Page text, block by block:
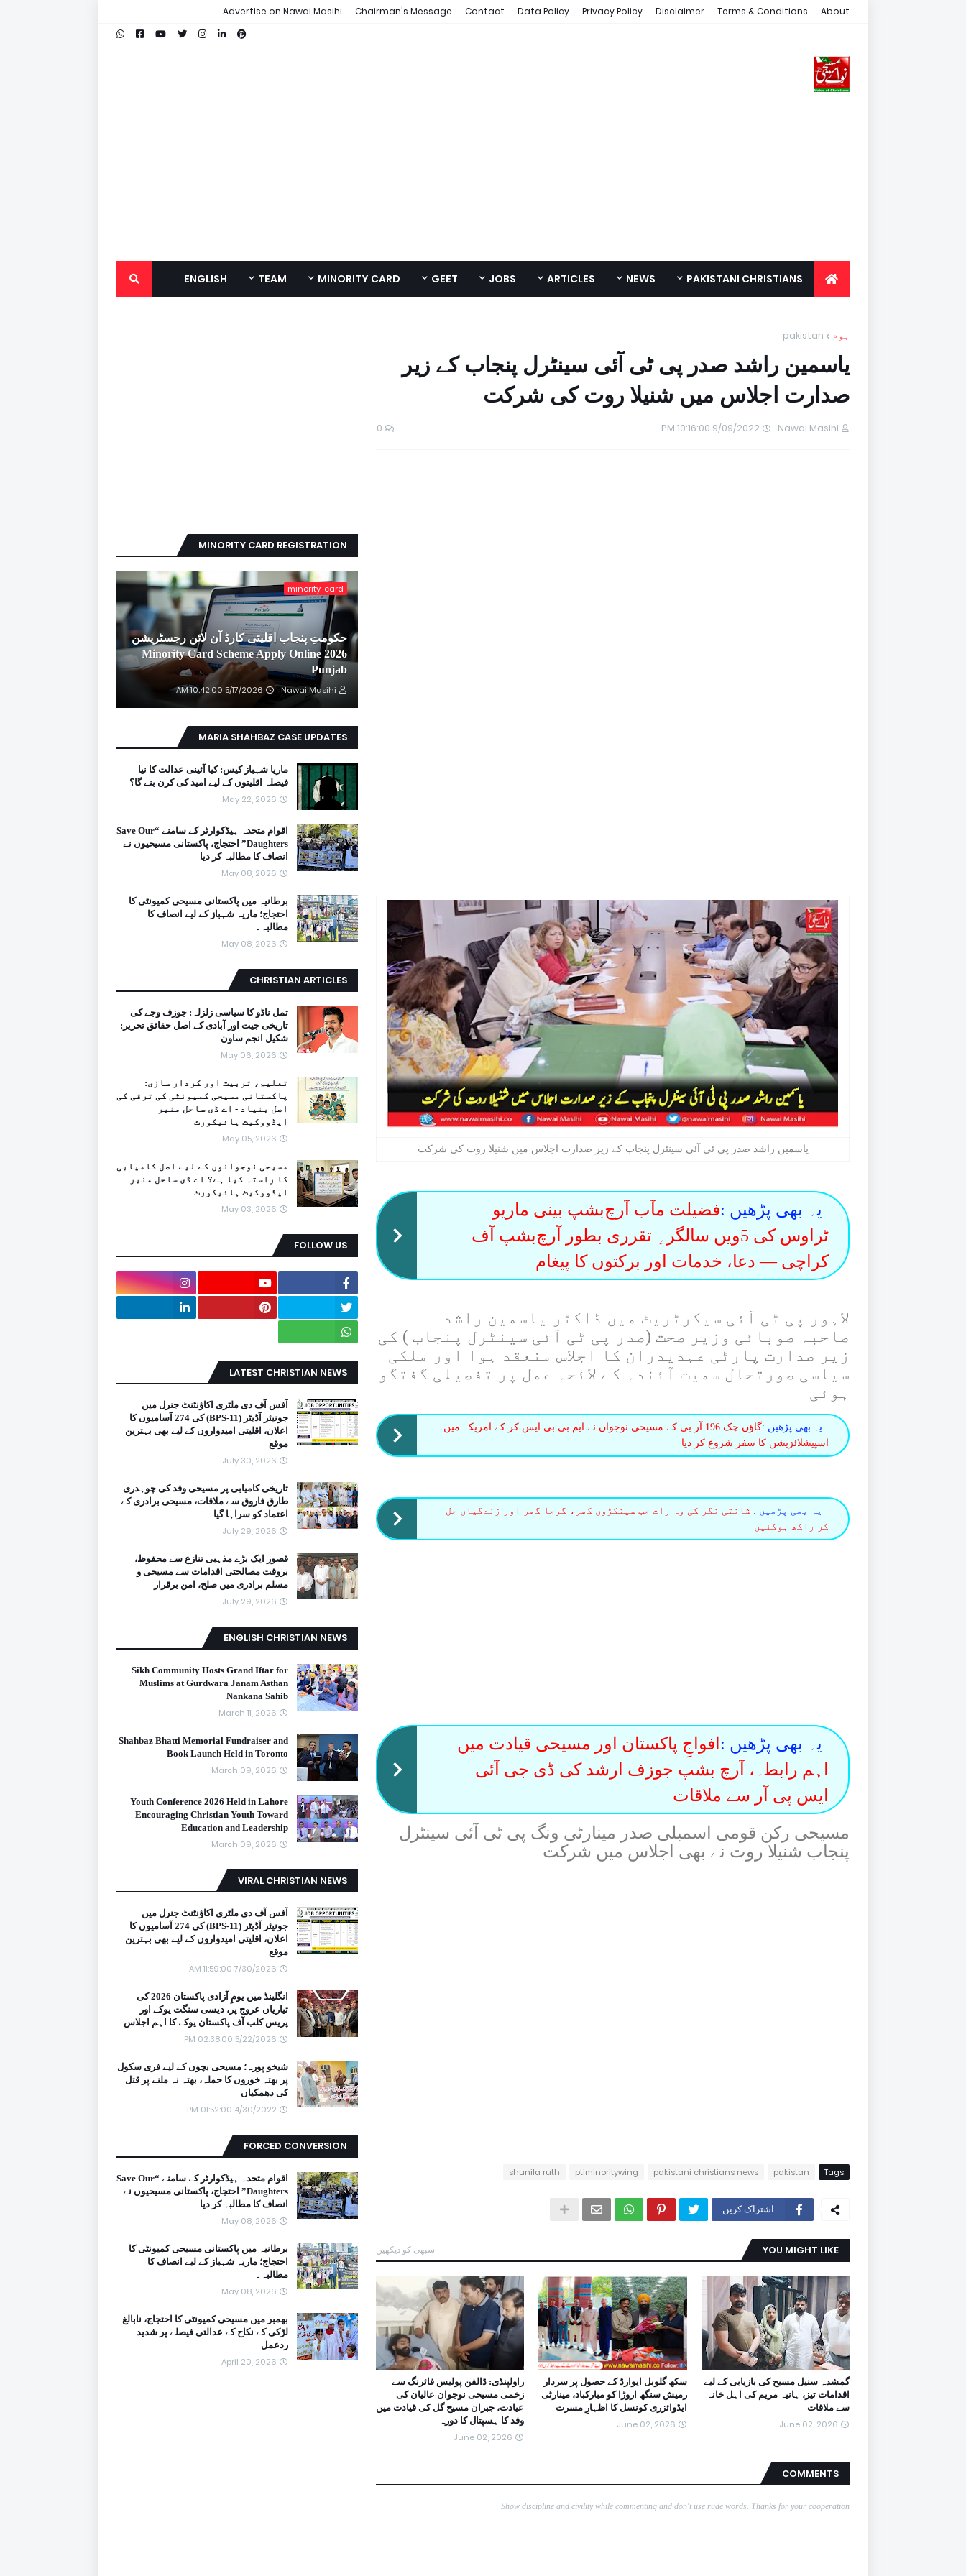
About
Terms & Conditions
Disclaimer
Privacy Policy
Data Policy
Contact
Chairman's Message
Advertise on Nawai Masihi
PAKISTANI CHRISTIANS
NEWS
ARTICLES
JOBS
GEET
MINORITY CARD
TEAM
ENGLISH
ہوم pakistan
یاسمین راشد صدر پی ٹی آئی سینٹرل پنجاب کے زیر
صدارت اجلاس میں شنیلا روت کی شرکت
Nawai Masihi
9/09/2022 10:16:00 PM
0
یاسمین راشد صدر پی ٹی آئی سینٹرل پنجاب کے زیر صدارت اجلاس میں شنیلا روت کی شرکت
یہ بھی پڑھیں :فضیلت مآب آرچ‌بشپ بینی ماریو
ٹراوس کی 5ویں سالگرہِ تقرری بطور آرچ‌بشپ آف
کراچی — دعا، خدمات اور برکتوں کا پیغام
لاہور پی ٹی آئی سیکرٹریٹ میں ڈاکٹر یاسمین راشد
صاحبہ صوبائی وزیر صحت (صدر پی ٹی آئی سینٹرل پنجاب ) کی
زیر صدارت پارٹی عہدیدران کا اجلاس منعقد ہوا اور ملکی
سیاسی صورتحال سمیت آئندہ کے لائحہ عمل پر تفصیلی گفتگو
ہوئی
یہ بھی پڑھیں :
گاؤں چک 196 آر بی کے مسیحی نوجوان نے ایم بی بی ایس کر کے امریکہ میں
اسپیشلائزیشن کا سفر شروع کر دیا
یہ بھی پڑھیں : شانتی نگر کی وہ رات جب سینکڑوں گھر، گرجا گھر اور زندگیاں جل
کر راکھ ہوگئیں
یہ بھی پڑھیں : افواجِ پاکستان اور مسیحی قیادت میں
اہم رابطہ، آرچ بشپ جوزف ارشد کی ڈی جی آئی
ایس پی آر سے ملاقات
مسیحی رکن قومی اسمبلی صدر مینارٹی ونگ پی ٹی آئی سینٹرل
پنجاب شنیلا روت نے بھی اجلاس میں شرکت
Tags
pakistan
pakistani christians news
ptiminoritywing
shunila ruth
اشتراک کریں
YOU MIGHT LIKE سبھی کو دیکھیں
گمشدہ سنیل مسیح کی بازیابی کے لیے
اقدامات تیز، ہانیہ مریم کی اہل خانہ
سے ملاقات
June 02, 2026
سکھ گلوبل ایوارڈ کے حصول پر سردار
رمیش سنگھ اروڑا کو مبارکباد، مینارٹی
ایڈوائزری کونسل کا اظہارِ مسرت
June 02, 2026
راولپنڈی: ڈالفن پولیس فائرنگ سے
زخمی مسیحی نوجوان عالیان کی
عیادت، جبران مسیح گل کی قیادت میں
وفد کا ہسپتال کا دورہ
June 02, 2026
COMMENTS
Show discipline and civility while commenting and don't use rude words. Thanks for your cooperation
MINORITY CARD REGISTRATION
minority-card
حکومتِ پنجاب اقلیتی کارڈ آن لائن رجسٹریشن
2026 Minority Card Scheme Apply Online
Punjab
Nawai Masihi
5/17/2026 10:42:00 AM
MARIA SHAHBAZ CASE UPDATES
ماریا شہباز کیس: کیا آئینی عدالت کا نیا
فیصلہ اقلیتوں کے لیے امید کی کرن بنے گا؟
May 22, 2026
اقوام متحدہ ہیڈکوارٹر کے سامنے “Save Our
Daughters” احتجاج، پاکستانی مسیحیوں نے
انصاف کا مطالبہ کر دیا
May 08, 2026
برطانیہ میں پاکستانی مسیحی کمیونٹی کا
احتجاج؛ ماریہ شہباز کے لیے انصاف کا
مطالبہ۔
May 08, 2026
CHRISTIAN ARTICLES
تمل ناڈو کا سیاسی زلزلہ: جوزف وجے کی
تاریخی جیت اور آبادی کے اصل حقائق تحریر:
شکیل انجم ساون
May 06, 2026
تعلیم، تربیت اور کردار سازی:
پاکستانی مسیحی کمیونٹی کی ترقی کی
اصل بنیاد - اے ڈی ساحل منیر
ایڈووکیٹ ہائیکورٹ
May 05, 2026
مسیحی نوجوانوں کے لیے اصل کامیابی
کا راستہ کیا ہے؟ اے ڈی ساحل منیر
ایڈووکیٹ ہائیکورٹ
May 03, 2026
FOLLOW US
LATEST CHRISTIAN NEWS
آفس آف دی ملٹری اکاؤنٹنٹ جنرل میں
جونیئر آڈیٹر (BPS-11) کی 274 آسامیوں کا
اعلان، اقلیتی امیدواروں کے لیے بھی بہترین
موقع
July 30, 2026
تاریخی کامیابی پر مسیحی وفد کی چوہدری
طارق فاروق سے ملاقات، مسیحی برادری کے
اعتماد کو سراہا گیا
July 29, 2026
قصور ایک بڑے مذہبی تنازع سے محفوظ،
بروقت مصالحتی اقدامات سے مسیحی و
مسلم برادری میں صلح، امن برقرار
July 29, 2026
ENGLISH CHRISTIAN NEWS
Sikh Community Hosts Grand Iftar for
Muslims at Gurdwara Janam Asthan
Nankana Sahib
March 11, 2026
Shahbaz Bhatti Memorial Fundraiser and
Book Launch Held in Toronto
March 09, 2026
Youth Conference 2026 Held in Lahore
Encouraging Christian Youth Toward
Education and Leadership
March 09, 2026
VIRAL CHRISTIAN NEWS
آفس آف دی ملٹری اکاؤنٹنٹ جنرل میں
جونیئر آڈیٹر (BPS-11) کی 274 آسامیوں کا
اعلان، اقلیتی امیدواروں کے لیے بھی بہترین
موقع
7/30/2026 11:59:00 AM
انگلینڈ میں یومِ آزادی پاکستان 2026 کی
تیاریاں عروج پر، دیسی سنگت یوکے اور
پریس کلب آف پاکستان یوکے کا اہم اجلاس
5/22/2026 02:38:00 PM
شیخو پورہ؛ مسیحی بچوں کے لیے فری سکول
پر بھتہ خوروں کا حملہ، بھتہ نہ ملنے پر قتل
کی دھمکیاں
4/30/2022 01:52:00 PM
FORCED CONVERSION
اقوام متحدہ ہیڈکوارٹر کے سامنے “Save Our
Daughters” احتجاج، پاکستانی مسیحیوں نے
انصاف کا مطالبہ کر دیا
May 08, 2026
برطانیہ میں پاکستانی مسیحی کمیونٹی کا
احتجاج؛ ماریہ شہباز کے لیے انصاف کا
مطالبہ۔
May 08, 2026
بھمبر میں مسیحی کمیونٹی کا احتجاج، نابالغ
لڑکی کے نکاح کے عدالتی فیصلے پر شدید
ردعمل
April 20, 2026